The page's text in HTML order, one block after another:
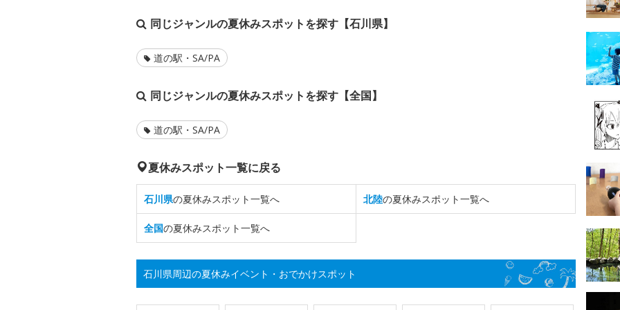
同じジャンルの夏休みスポットを探す【石川県】
道の駅・SA/PA
同じジャンルの夏休みスポットを探す【全国】
道の駅・SA/PA
夏休みスポット一覧に戻る
石川県の夏休みスポット一覧へ 北陸の夏休みスポット一覧へ
全国の夏休みスポット一覧へ
石川県周辺の夏休みイベント・おでかけスポット